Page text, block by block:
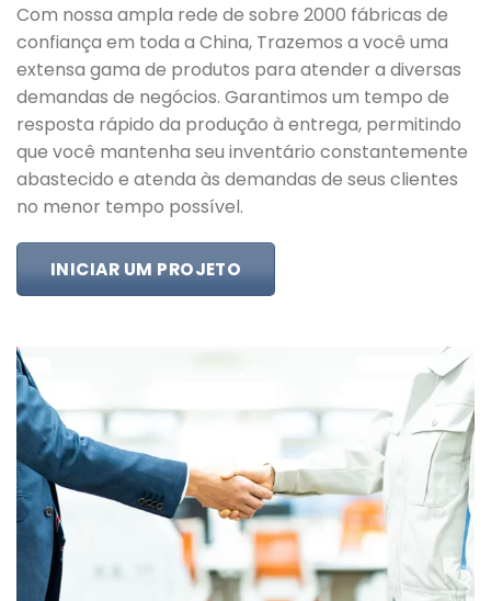
Com nossa ampla rede de sobre 2000 fábricas de
confiança em toda a China, Trazemos a você uma
extensa gama de produtos para atender a diversas
demandas de negócios. Garantimos um tempo de
resposta rápido da produção à entrega, permitindo
que você mantenha seu inventário constantemente
abastecido e atenda às demandas de seus clientes
no menor tempo possível.
INICIAR UM PROJETO